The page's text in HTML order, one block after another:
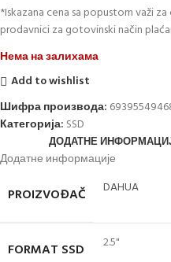
*Iskazana cena sa popustom važi
prodavnici za gotovinski način
Нема на залихама
Add to wishlist
Шифра производа:
Категорија: SSD
ДОДАТНЕ
Додатне информације
PROIZVOĐAČ DAHUA
FORMAT SSD 2.5"